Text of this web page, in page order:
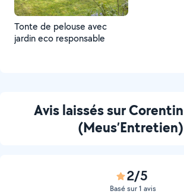
Tonte de pelouse avec
jardin eco responsable
Avis laissés sur
(Meus’Entretien)
2/5
Basé sur 1 avis